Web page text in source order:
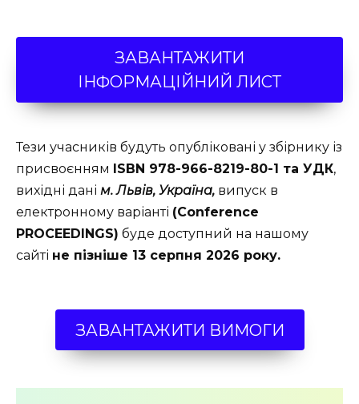
ЗАВАНТАЖИТИ
ІНФОРМАЦІЙНИЙ ЛИСТ
Тези учасників будуть опубліковані у збірнику із
присвоєнням ISBN 978-966-8219-80-1 та УДК,
вихідні дані м. Львів, Україна, випуск в
електронному варіанті (Conference
PROCEEDINGS) буде доступний на нашому
сайті не пізніше 13 серпня 2026 року.
ЗАВАНТАЖИТИ ВИМОГИ